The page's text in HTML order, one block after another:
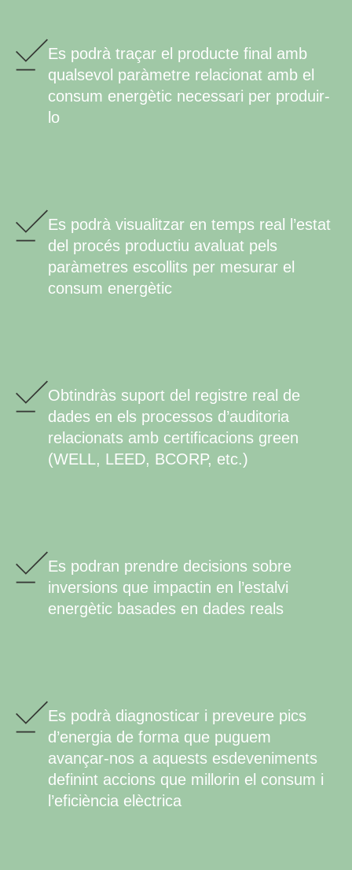
Es podrà traçar el producte final amb
qualsevol paràmetre relacionat amb el
consum energètic necessari per produir-
lo
Es podrà visualitzar en temps real l’estat
del procés productiu avaluat pels
paràmetres escollits per mesurar el
consum energètic
Obtindràs suport del registre real de
dades en els processos d’auditoria
relacionats amb certificacions green
(WELL, LEED, BCORP, etc.)
Es podran prendre decisions sobre
inversions que impactin en l’estalvi
energètic basades en dades reals
Es podrà diagnosticar i preveure pics
d’energia de forma que puguem
avançar-nos a aquests esdeveniments
definint accions que millorin el consum i
l’eficiència elèctrica